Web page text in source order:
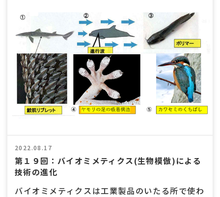
2022.08.17
第１９回：バイオミメティクス(生物模倣)による
技術の進化
バイオミメティクスは工業製品のいたる所で使わ